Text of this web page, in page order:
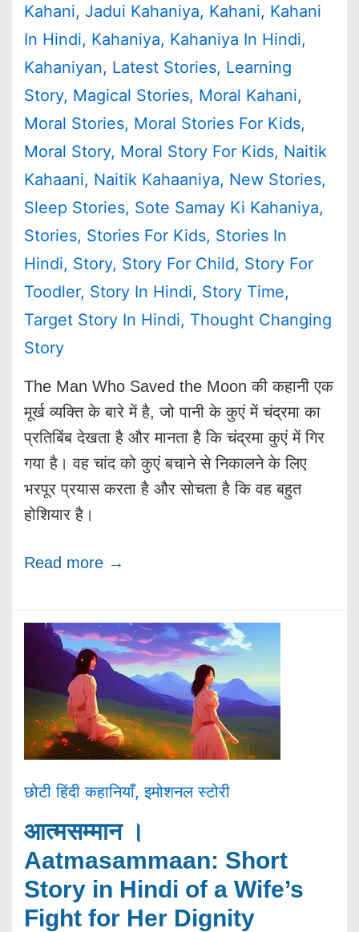
Kahani, Jadui Kahaniya, Kahani, Kahani
In Hindi, Kahaniya, Kahaniya In Hindi,
Kahaniyan, Latest Stories, Learning
Story, Magical Stories, Moral Kahani,
Moral Stories, Moral Stories For Kids,
Moral Story, Moral Story For Kids, Naitik
Kahaani, Naitik Kahaaniya, New Stories,
Sleep Stories, Sote Samay Ki Kahaniya,
Stories, Stories For Kids, Stories In
Hindi, Story, Story For Child, Story For
Toodler, Story In Hindi, Story Time,
Target Story In Hindi, Thought Changing
Story
The Man Who Saved the Moon की कहानी एक
मूर्ख व्यक्ति के बारे में है, जो पानी के कुएं में चंद्रमा का
प्रतिबिंब देखता है और मानता है कि चंद्रमा कुएं में गिर
गया है। वह चांद को कुएं बचाने से निकालने के लिए
भरपूर प्रयास करता है और सोचता है कि वह बहुत
होशियार है।
Read more →
छोटी हिंदी कहानियाँ,इमोशनल स्टोरी
आत्मसम्मान ।
Aatmasammaan: Short
Story in Hindi of a Wife’s
Fight for Her Dignity